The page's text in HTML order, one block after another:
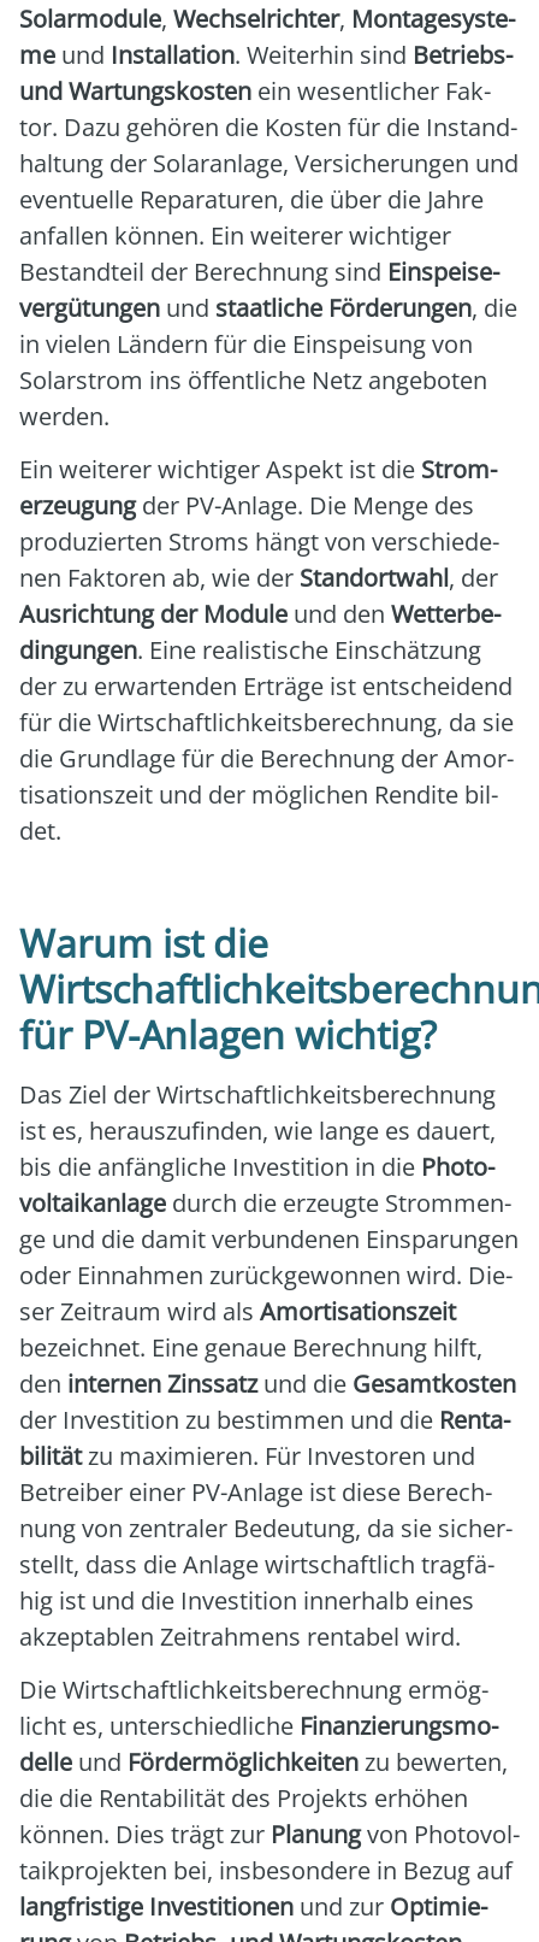
Solar­mo­du­le, Wech­sel­rich­ter, Mon­ta­ge­sys­te­
me und Instal­la­ti­on. Wei­ter­hin sind Betriebs-
und War­tungs­kos­ten ein wesent­li­cher Fak­
tor. Dazu gehö­ren die Kos­ten für die Instand­
hal­tung der Solar­an­la­ge, Ver­si­che­run­gen und
even­tu­el­le Repa­ra­tu­ren, die über die Jah­re
anfal­len kön­nen. Ein wei­te­rer wich­ti­ger
Bestand­teil der Berech­nung sind Ein­spei­se­
ver­gü­tun­gen und staat­li­che För­de­run­gen, die
in vie­len Län­dern für die Ein­spei­sung von
Solar­strom ins öffent­li­che Netz ange­bo­ten
wer­den.
Ein wei­te­rer wich­ti­ger Aspekt ist die Strom­
erzeu­gungder PV-Anla­ge. Die Men­ge des
pro­du­zier­ten Stroms hängt von ver­schie­de­
nen Fak­to­ren ab, wie der Stand­ort­wahl, der
Aus­rich­tung der Modu­le und den Wet­ter­be­
din­gun­gen. Eine rea­lis­ti­sche Ein­schät­zung
der zu erwar­ten­den Erträ­ge ist ent­schei­dend
für die Wirt­schaft­lich­keits­be­rech­nung, da sie
die Grund­la­ge für die Berech­nung der Amor­
ti­sa­ti­ons­zeit und der mög­li­chen Ren­di­te bil­
det.
Warum ist die
für PV-Anlagen wichtig?
Das Ziel der Wirt­schaft­lich­keits­be­rech­nung
ist es, her­aus­zu­fin­den, wie lan­ge es dau­ert,
bis die anfäng­li­che Inves­ti­ti­on in die Pho­to­
vol­ta­ik­an­la­ge durch die erzeug­te Strom­men­
ge und die damit ver­bun­de­nen Ein­spa­run­gen
oder Ein­nah­men zurück­ge­won­nen wird. Die­
ser Zeit­raum wird als Amor­ti­sa­ti­ons­zeit
bezeich­net. Eine genaue Berech­nung hilft,
den inter­nen Zins­satzund die Gesamt­kos­ten
der Inves­ti­ti­on zu bestim­men und die Ren­ta­
bi­li­tätzu maxi­mie­ren. Für Inves­to­ren und
Betrei­ber einer PV-Anla­ge ist die­se Berech­
nung von zen­tra­ler Bedeu­tung, da sie sicher­
stellt, dass die Anla­ge wirt­schaft­lich trag­fä­
hig ist und die Inves­ti­ti­on inner­halb eines
akzep­ta­blen Zeit­rah­mens ren­ta­bel wird.
Die Wirt­schaft­lich­keits­be­rech­nung ermög­
licht es, unter­schied­li­che Finan­zie­rungs­mo­
del­le und För­der­mög­lich­kei­tenzu bewer­ten,
die die Ren­ta­bi­li­tät des Pro­jekts erhö­hen
kön­nen. Dies trägt zur Pla­nungvon Pho­to­vol­
ta­ik­pro­jek­ten bei, ins­be­son­de­re in Bezug auf
lang­fris­ti­ge Inves­ti­tio­nen und zur Opti­mie­